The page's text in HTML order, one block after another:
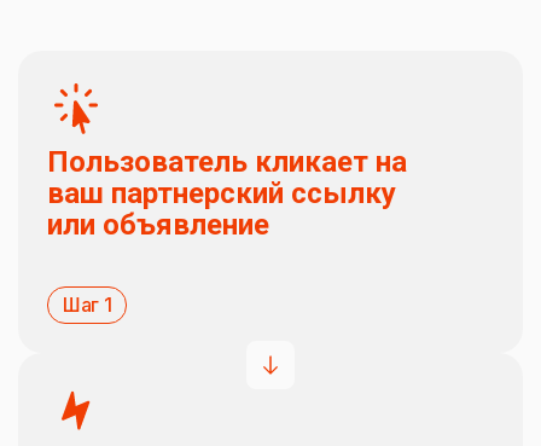
Пользователь кликает на
ваш партнерский ссылку
или объявление
Шаг 1